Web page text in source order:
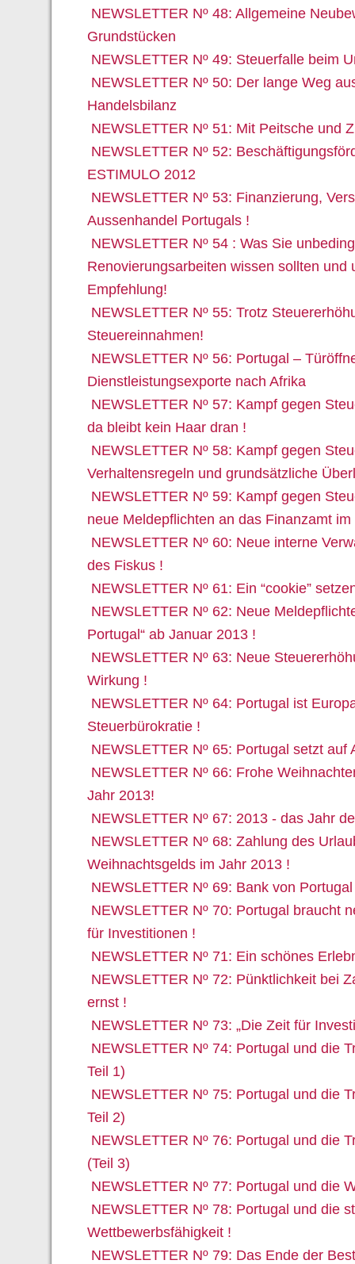
NEWSLETTER Nº 48: Allgemeine
Grundstücken
NEWSLETTER Nº 49: Steuerfalle beim
NEWSLETTER Nº 50: Der lange Weg
Handelsbilanz
NEWSLETTER Nº 51: Mit Peitsche und
NEWSLETTER Nº 52:
ESTIMULO 2012
NEWSLETTER Nº 53: Finanzierung,
Aussenhandel Portugals !
NEWSLETTER Nº 54 : Was Sie
Renovierungsarbeiten wissen sollten und
Empfehlung!
NEWSLETTER Nº 55: Trotz
Steuereinnahmen!
NEWSLETTER Nº 56: Portugal –
Dienstleistungsexporte nach Afrika
NEWSLETTER Nº 57: Kampf gegen
da bleibt kein Haar dran !
NEWSLETTER Nº 58: Kampf gegen
Verhaltensregeln und grundsätzliche
NEWSLETTER Nº 59: Kampf gegen
neue Meldepflichten an das Finanzamt
NEWSLETTER Nº 60: Neue interne
des Fiskus !
NEWSLETTER Nº 61: Ein “cookie”
NEWSLETTER Nº 62: Neue
Portugal“ ab Januar 2013 !
NEWSLETTER Nº 63: Neue
Wirkung !
NEWSLETTER Nº 64: Portugal ist
Steuerbürokratie !
NEWSLETTER Nº 65: Portugal setzt auf
NEWSLETTER Nº 66: Frohe
Jahr 2013!
NEWSLETTER Nº 67: 2013 - das Jahr
NEWSLETTER Nº 68: Zahlung des
Weihnachtsgelds im Jahr 2013 !
NEWSLETTER Nº 69: Bank von
NEWSLETTER Nº 70: Portugal braucht
für Investitionen !
NEWSLETTER Nº 71: Ein schönes
NEWSLETTER Nº 72: Pünktlichkeit bei
ernst !
NEWSLETTER Nº 73: „Die Zeit für
NEWSLETTER Nº 74: Portugal und die
Teil 1)
NEWSLETTER Nº 75: Portugal und die
Teil 2)
NEWSLETTER Nº 76: Portugal und die
(Teil 3)
NEWSLETTER Nº 77: Portugal und die
NEWSLETTER Nº 78: Portugal und die
Wettbewerbsfähigkeit !
NEWSLETTER Nº 79: Das Ende der